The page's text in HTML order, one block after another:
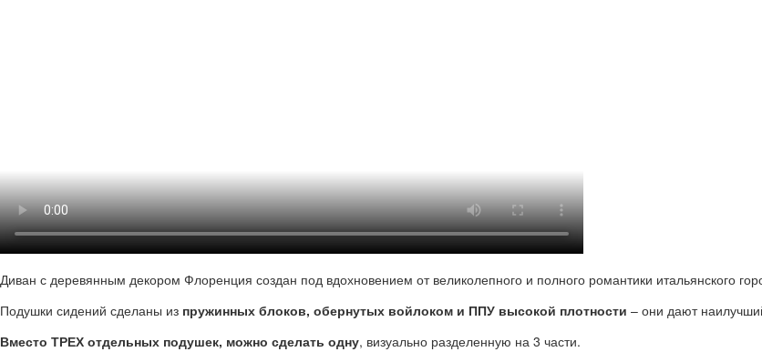
Диван с деревянным декором Флоренция создан под вдохновением от великолепного и полного романтики итальянского
Подушки сидений сделаны из пружинных блоков, обернутых войлоком и ППУ высокой плотности – они дают
Вместо ТРЕХ отдельных подушек, можно сделать одну, визуально разделенную на 3 части.